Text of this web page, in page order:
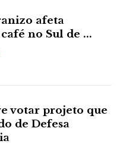
afeta
no Sul de ...
votar projeto que
de Defesa